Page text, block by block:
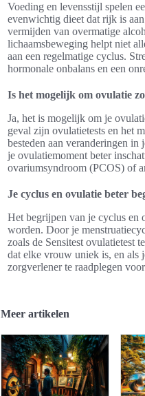
Voeding en levensstijl spelen
evenwichtig dieet dat rijk is
vermijden van overmatige
lichaamsbeweging helpt niet
aan een regelmatige cyclus.
hormonale onbalans en een
Is het mogelijk om ovulatie
Ja, het is mogelijk om je
geval zijn ovulatietests en het
besteden aan veranderingen
je ovulatiemoment beter
ovariumsyndroom (PCOS) of
Je cyclus en ovulatie beter
Het begrijpen van je cyclus en
worden. Door je
zoals de Sensitest ovulatietest
dat elke vrouw uniek is, en als
zorgverlener te raadplegen
Meer artikelen